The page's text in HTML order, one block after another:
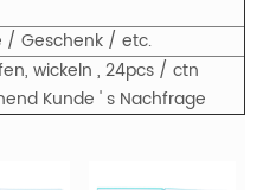
/ Geschenk / etc.
wickeln , 24pcs / ctn
Kunde ' s Nachfrage